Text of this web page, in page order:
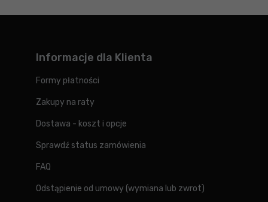
Informacje dla Klienta
Formy płatności
Zakupy na raty
Dostawa - koszt i opcje
Sprawdź status zamówienia
FAQ
Odstąpienie od umowy (wymiana lub zwrot)